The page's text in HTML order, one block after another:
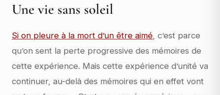
Une vie sans soleil
Si on pleure à la mort d’un être aimé, c’est parce
qu’on sent la perte progressive des mémoires de
cette expérience. Mais cette expérience d’unité va
continuer, au-delà des mémoires qui en effet vont